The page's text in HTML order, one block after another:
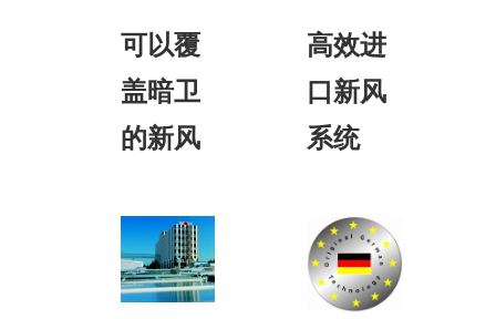
可以覆
盖暗卫
的新风
高效进
口新风
系统